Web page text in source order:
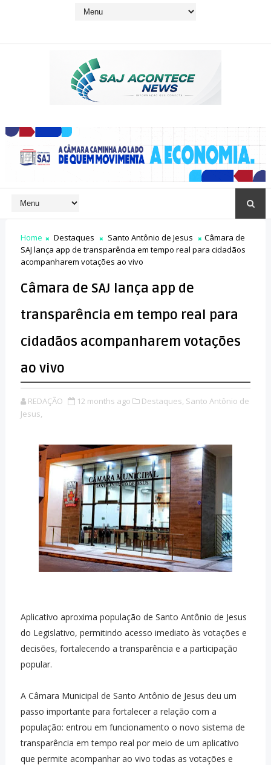
Home Destaques Santo Antônio de Jesus
Câmara de
SAJ lança app de transparência em tempo real para cidadãos
acompanharem votações ao vivo
Câmara de SAJ lança app de
transparência em tempo real para
cidadãos acompanharem votações
ao vivo
REDAÇÃO 12 months ago Destaques, Santo Antônio de
Jesus,
Aplicativo aproxima população de Santo Antônio de Jesus
do Legislativo, permitindo acesso imediato às votações e
decisões, fortalecendo a transparência e a participação
popular.
A Câmara Municipal de Santo Antônio de Jesus deu um
passo importante para fortalecer a relação com a
população: entrou em funcionamento o novo sistema de
transparência em tempo real por meio de um aplicativo
que permite acompanhar ao vivo todas as votações e